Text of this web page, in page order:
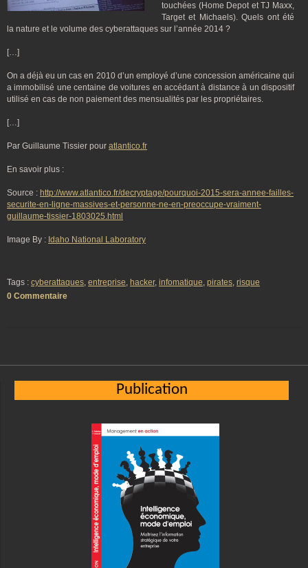
touchées (Home Depot et TJ Maxx,
Target et Michaels). Quels ont été
la nature et le volume des cyberattaques sur l’année 2014 ?
[…]
On a déjà eu un cas en 2010 d’un employé d’une concession américaine qui
a immobilisé une centaine de voitures en accédant à distance à un dispositif
utilisé en cas de non paiement des mensualités par les propriétaires.
[…]
Par Guillaume Tissier pour atlantico.fr
En savoir plus :
Source : http://www.atlantico.fr/decryptage/pourquoi-2015-sera-annee-failles-
securite-en-ligne-massives-et-personne-ne-en-preoccupe-vraiment-
guillaume-tissier-1803025.html
Image By : Idaho National Laboratory
Tags : cyberattaques, entreprise, hacker, infomatique, pirates, risque
0 Commentaire
Publication